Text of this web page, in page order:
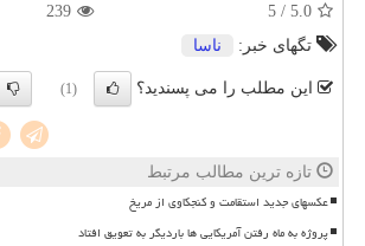
5.0
/ 5
239
تگهای خبر:
ناسا
این مطلب را می پسندید؟ (1)
تازه ترین مطالب مرتبط
عکسهای جدید استقامت و کنجکاوی از مریخ
پروژه به ماه رفتن آمریکایی ها باردیگر به تعویق افتاد